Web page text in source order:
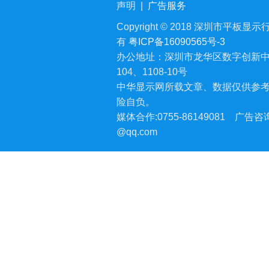
声明
广告服务
Copyright © 2018 深圳市平板显示
有 粤ICP备16090565号-3
办公地址：深圳市龙华区数字创新
104、1108-10号
中华显示网所载文章、数据仅供参
险自负。
媒体合作:0755-86149081
广告咨
@qq.com